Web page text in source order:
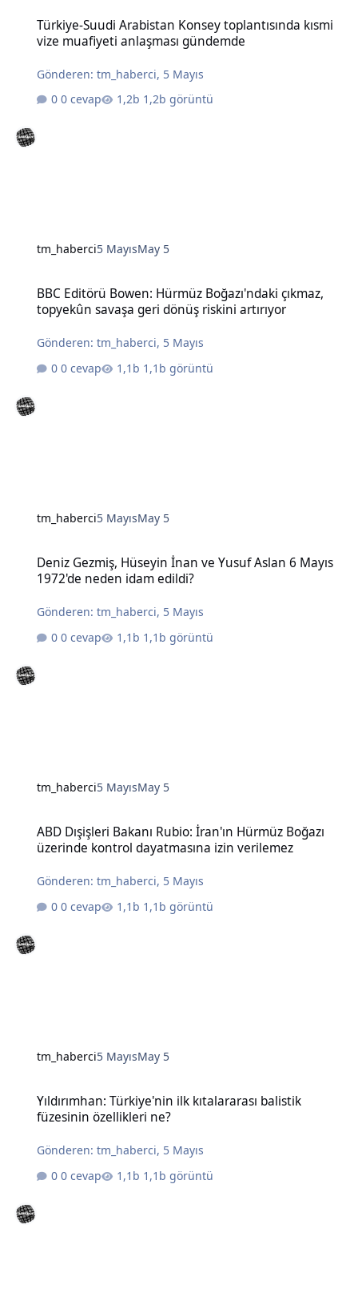
Türkiye-Suudi Arabistan Konsey toplantısında kısmi
vize muafiyeti anlaşması gündemde
Gönderen:tm_haberci, 5 Mayıs
0 cevap
1,2b görüntü
tm_haberci5 MayısMay 5
BBC Editörü Bowen: Hürmüz Boğazı'ndaki çıkmaz,
topyekûn savaşa geri dönüş riskini artırıyor
Gönderen:tm_haberci, 5 Mayıs
0 cevap
1,1b görüntü
tm_haberci5 MayısMay 5
Deniz Gezmiş, Hüseyin İnan ve Yusuf Aslan 6 Mayıs
1972'de neden idam edildi?
Gönderen:tm_haberci, 5 Mayıs
0 cevap
1,1b görüntü
tm_haberci5 MayısMay 5
ABD Dışişleri Bakanı Rubio: İran'ın Hürmüz Boğazı
üzerinde kontrol dayatmasına izin verilemez
Gönderen:tm_haberci, 5 Mayıs
0 cevap
1,1b görüntü
tm_haberci5 MayısMay 5
Yıldırımhan: Türkiye'nin ilk kıtalararası balistik
füzesinin özellikleri ne?
Gönderen:tm_haberci, 5 Mayıs
0 cevap
1,1b görüntü